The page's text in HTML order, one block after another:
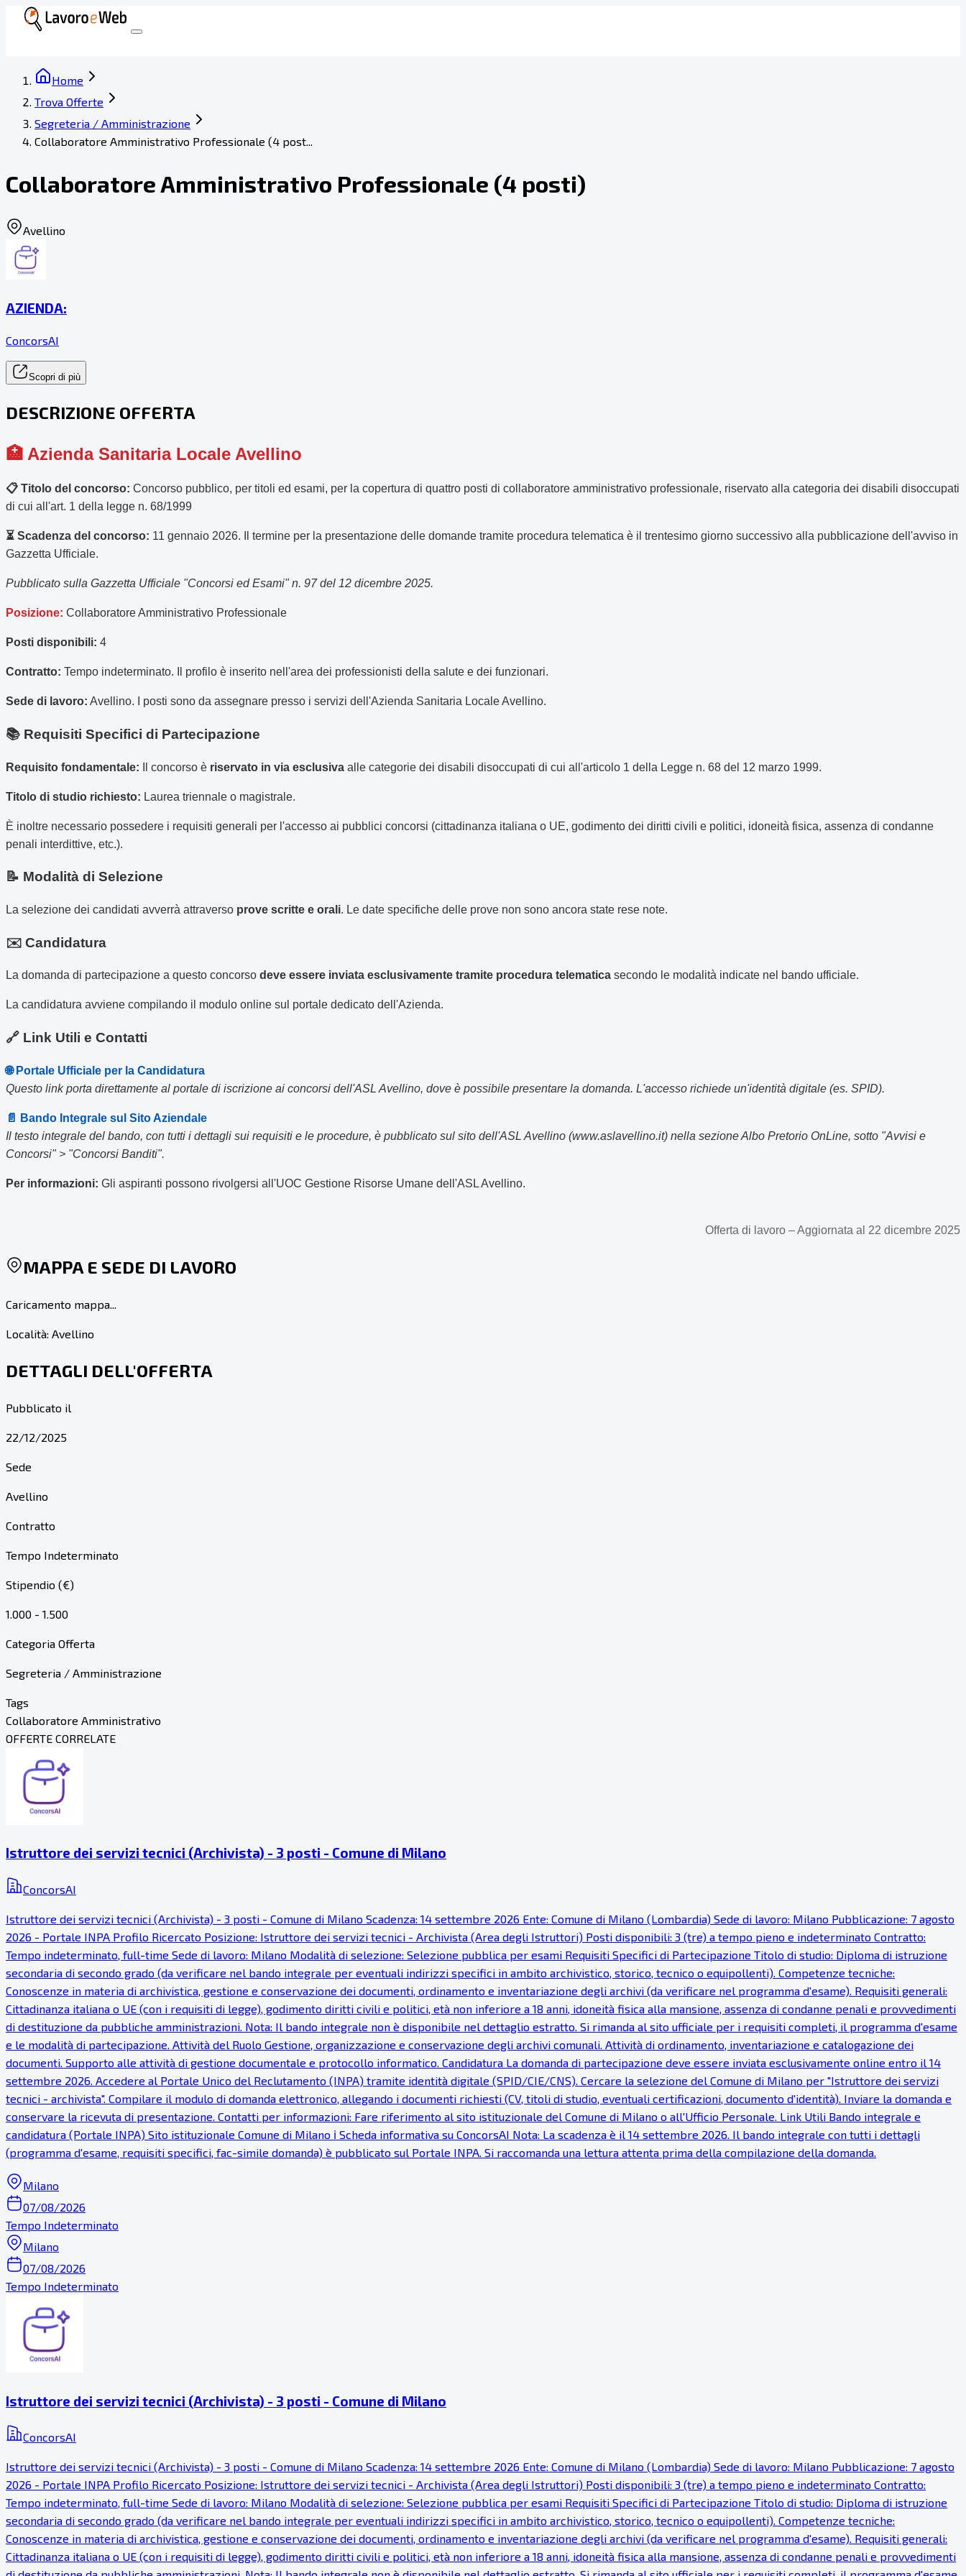
Home
Trova Offerte
Segreteria / Amministrazione
Collaboratore Amministrativo Professionale (4 post...
Collaboratore Amministrativo Professionale (4 posti)
Avellino
AZIENDA:
ConcorsAI
Scopri di più
DESCRIZIONE OFFERTA
🏥 Azienda Sanitaria Locale Avellino
📋 Titolo del concorso: Concorso pubblico, per titoli ed esami, per la copertura di quattro posti di collaboratore amministrativo professionale, riservato alla categoria dei disabili disoccupati
di cui all'art. 1 della legge n. 68/1999
⏳ Scadenza del concorso: 11 gennaio 2026. Il termine per la presentazione delle domande tramite procedura telematica è il trentesimo giorno successivo alla pubblicazione dell'avviso in
Gazzetta Ufficiale.
Pubblicato sulla Gazzetta Ufficiale "Concorsi ed Esami" n. 97 del 12 dicembre 2025.
Posizione: Collaboratore Amministrativo Professionale
Posti disponibili: 4
Contratto: Tempo indeterminato. Il profilo è inserito nell'area dei professionisti della salute e dei funzionari.
Sede di lavoro: Avellino. I posti sono da assegnare presso i servizi dell'Azienda Sanitaria Locale Avellino.
📚 Requisiti Specifici di Partecipazione
Requisito fondamentale: Il concorso è riservato in via esclusiva alle categorie dei disabili disoccupati di cui all'articolo 1 della Legge n. 68 del 12 marzo 1999.
Titolo di studio richiesto: Laurea triennale o magistrale.
È inoltre necessario possedere i requisiti generali per l'accesso ai pubblici concorsi (cittadinanza italiana o UE, godimento dei diritti civili e politici, idoneità fisica, assenza di condanne
penali interdittive, etc.).
📝 Modalità di Selezione
La selezione dei candidati avverrà attraverso prove scritte e orali. Le date specifiche delle prove non sono ancora state rese note.
✉️ Candidatura
La domanda di partecipazione a questo concorso deve essere inviata esclusivamente tramite procedura telematica secondo le modalità indicate nel bando ufficiale.
La candidatura avviene compilando il modulo online sul portale dedicato dell'Azienda.
🔗 Link Utili e Contatti
🌐 Portale Ufficiale per la Candidatura
Questo link porta direttamente al portale di iscrizione ai concorsi dell'ASL Avellino, dove è possibile presentare la domanda. L'accesso richiede un'identità digitale (es. SPID).
📄 Bando Integrale sul Sito Aziendale
Il testo integrale del bando, con tutti i dettagli sui requisiti e le procedure, è pubblicato sul sito dell'ASL Avellino (www.aslavellino.it) nella sezione Albo Pretorio OnLine, sotto "Avvisi e
Concorsi" > "Concorsi Banditi".
Per informazioni: Gli aspiranti possono rivolgersi all'UOC Gestione Risorse Umane dell'ASL Avellino.
Offerta di lavoro – Aggiornata al 22 dicembre 2025
MAPPA E SEDE DI LAVORO
Caricamento mappa...
Località: Avellino
DETTAGLI DELL'OFFERTA
Pubblicato il
22/12/2025
Sede
Avellino
Contratto
Tempo Indeterminato
Stipendio (€)
1.000 - 1.500
Categoria Offerta
Segreteria / Amministrazione
Tags
Collaboratore Amministrativo
OFFERTE CORRELATE
Istruttore dei servizi tecnici (Archivista) - 3 posti - Comune di Milano
ConcorsAI
Istruttore dei servizi tecnici (Archivista) - 3 posti - Comune di Milano Scadenza: 14 settembre 2026 Ente: Comune di Milano (Lombardia) Sede di lavoro: Milano Pubblicazione: 7 agosto
2026 - Portale INPA Profilo Ricercato Posizione: Istruttore dei servizi tecnici - Archivista (Area degli Istruttori) Posti disponibili: 3 (tre) a tempo pieno e indeterminato Contratto:
Tempo indeterminato, full-time Sede di lavoro: Milano Modalità di selezione: Selezione pubblica per esami Requisiti Specifici di Partecipazione Titolo di studio: Diploma di istruzione
secondaria di secondo grado (da verificare nel bando integrale per eventuali indirizzi specifici in ambito archivistico, storico, tecnico o equipollenti). Competenze tecniche:
Conoscenze in materia di archivistica, gestione e conservazione dei documenti, ordinamento e inventariazione degli archivi (da verificare nel programma d'esame). Requisiti generali:
Cittadinanza italiana o UE (con i requisiti di legge), godimento diritti civili e politici, età non inferiore a 18 anni, idoneità fisica alla mansione, assenza di condanne penali e provvedimenti
di destituzione da pubbliche amministrazioni. Nota: Il bando integrale non è disponibile nel dettaglio estratto. Si rimanda al sito ufficiale per i requisiti completi, il programma d'esame
e le modalità di partecipazione. Attività del Ruolo Gestione, organizzazione e conservazione degli archivi comunali. Attività di ordinamento, inventariazione e catalogazione dei
documenti. Supporto alle attività di gestione documentale e protocollo informatico. Candidatura La domanda di partecipazione deve essere inviata esclusivamente online entro il 14
settembre 2026. Accedere al Portale Unico del Reclutamento (INPA) tramite identità digitale (SPID/CIE/CNS). Cercare la selezione del Comune di Milano per "Istruttore dei servizi
tecnici - archivista". Compilare il modulo di domanda elettronico, allegando i documenti richiesti (CV, titoli di studio, eventuali certificazioni, documento d'identità). Inviare la domanda e
conservare la ricevuta di presentazione. Contatti per informazioni: Fare riferimento al sito istituzionale del Comune di Milano o all'Ufficio Personale. Link Utili Bando integrale e
candidatura (Portale INPA) Sito istituzionale Comune di Milano ℹ Scheda informativa su ConcorsAI Nota: La scadenza è il 14 settembre 2026. Il bando integrale con tutti i dettagli
(programma d'esame, requisiti specifici, fac-simile domanda) è pubblicato sul Portale INPA. Si raccomanda una lettura attenta prima della compilazione della domanda.
Milano
07/08/2026
Tempo Indeterminato
Milano
07/08/2026
Tempo Indeterminato
Istruttore dei servizi tecnici (Archivista) - 3 posti - Comune di Milano
ConcorsAI
Istruttore dei servizi tecnici (Archivista) - 3 posti - Comune di Milano Scadenza: 14 settembre 2026 Ente: Comune di Milano (Lombardia) Sede di lavoro: Milano Pubblicazione: 7 agosto
2026 - Portale INPA Profilo Ricercato Posizione: Istruttore dei servizi tecnici - Archivista (Area degli Istruttori) Posti disponibili: 3 (tre) a tempo pieno e indeterminato Contratto:
Tempo indeterminato, full-time Sede di lavoro: Milano Modalità di selezione: Selezione pubblica per esami Requisiti Specifici di Partecipazione Titolo di studio: Diploma di istruzione
secondaria di secondo grado (da verificare nel bando integrale per eventuali indirizzi specifici in ambito archivistico, storico, tecnico o equipollenti). Competenze tecniche:
Conoscenze in materia di archivistica, gestione e conservazione dei documenti, ordinamento e inventariazione degli archivi (da verificare nel programma d'esame). Requisiti generali:
Cittadinanza italiana o UE (con i requisiti di legge), godimento diritti civili e politici, età non inferiore a 18 anni, idoneità fisica alla mansione, assenza di condanne penali e provvedimenti